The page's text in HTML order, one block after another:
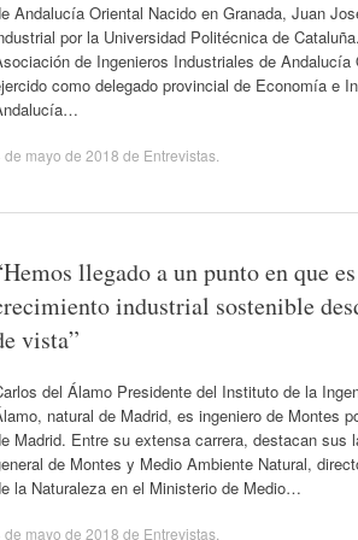
Andalucía Oriental Nacido en Granada, Juan
por la Universidad Politécnica de
de Ingenieros Industriales de Andalucía
como delegado provincial de Economía e
de mayo de 2018 de Entrevistas
llegado a un punto en que
industrial sostenible
vista”
del Álamo Presidente del Instituto de la
natural de Madrid, es ingeniero de Montes
Madrid. Entre su extensa carrera, destacan sus
de Montes y Medio Ambiente Natural,
la Naturaleza en el Ministerio de Medio…
de mayo de 2018 de Entrevistas